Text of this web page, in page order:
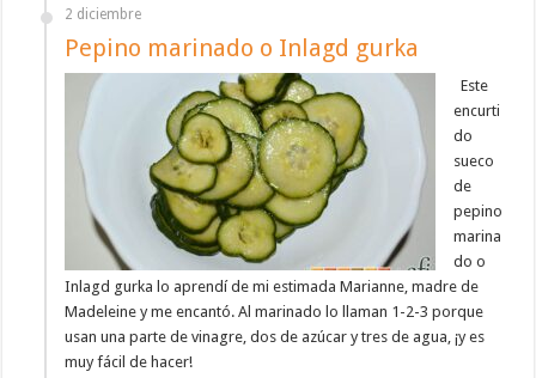
2 diciembre
Pepino marinado o Inlagd gurka
Este
encurti
do
sueco
de
pepino
marina
do o
Inlagd gurka lo aprendí de mi estimada Marianne, madre de
Madeleine y me encantó. Al marinado lo llaman 1-2-3 porque
usan una parte de vinagre, dos de azúcar y tres de agua, ¡y es
muy fácil de hacer!